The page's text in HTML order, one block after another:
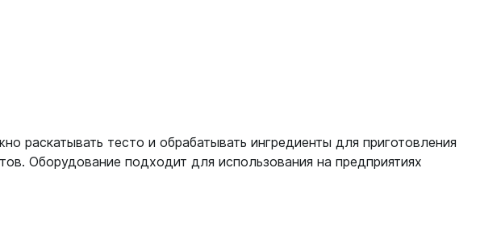
раскатывать тесто и обрабатывать ингредиенты для приготовления
Оборудование подходит для использования на предприятиях